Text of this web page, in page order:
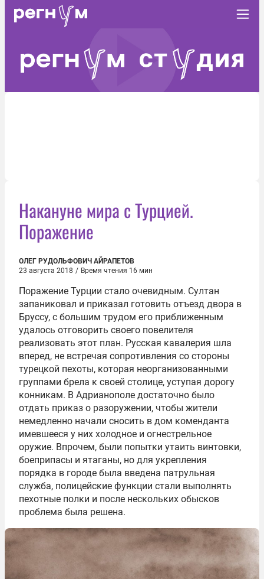
Накануне мира с Турцией.
Поражение
ОЛЕГ РУДОЛЬФОВИЧ АЙРАПЕТОВ
23 августа 2018 / Время чтения 16 мин
Поражение Турции стало очевидным. Султан
запаниковал и приказал готовить отъезд двора в
Бруссу, с большим трудом его приближенным
удалось отговорить своего повелителя
реализовать этот план. Русская кавалерия шла
вперед, не встречая сопротивления со стороны
турецкой пехоты, которая неорганизованными
группами брела к своей столице, уступая дорогу
конникам. В Адрианополе достаточно было
отдать приказ о разоружении, чтобы жители
немедленно начали сносить в дом коменданта
имевшееся у них холодное и огнестрельное
оружие. Впрочем, были попытки утаить винтовки,
боеприпасы и ятаганы, но для укрепления
порядка в городе была введена патрульная
служба, полицейские функции стали выполнять
пехотные полки и после нескольких обысков
проблема была решена.